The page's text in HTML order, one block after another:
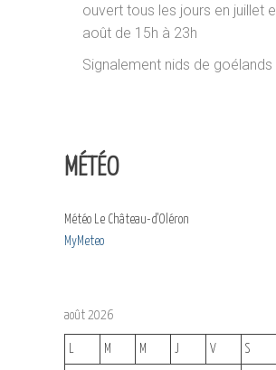
ouvert tous les jours en juillet
août de 15h à 23h
Signalement nids de goélands
MÉTÉO
Météo Le Château-d'Oléron
MyMeteo
août 2026
M M J V S